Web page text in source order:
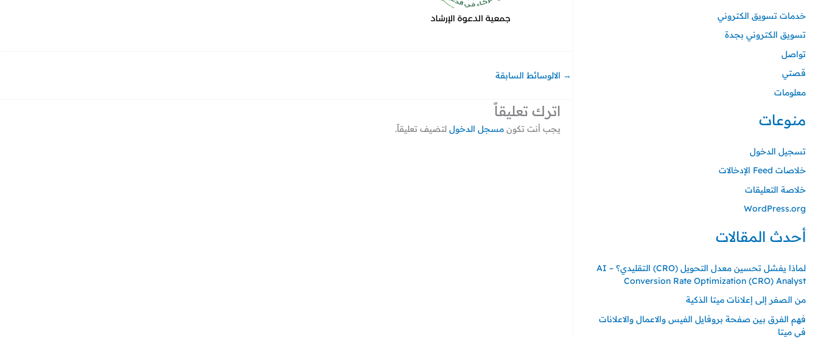
خدمات تسويق الكتروني
تسويق الكتروني بجدة
تواصل
قصتي
معلومات
منوعات
تسجيل الدخول
خلاصات Feed الإدخالات
خلاصة التعليقات
WordPress.org
أحدث المقالات
لماذا يفشل تحسين معدل التحويل (CRO) التقليدي؟ – AI
Conversion Rate Optimization (CRO) Analyst
من الصفر إلى إعلانات ميتا الذكية
فهم الفرق بين صفحة بروفايل الفيس والاعمال والاعلانات
في ميتا
→ الالوسائط السابقة
اترك تعليقاً
يجب أنت تكونمسجل الدخول لتضيف تعليقاً.